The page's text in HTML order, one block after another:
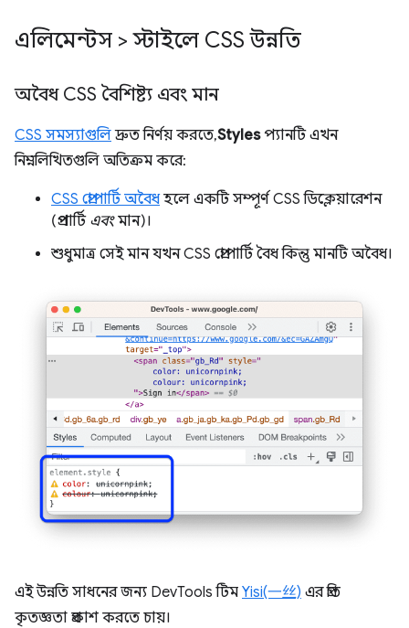
এলিমেন্টস > স্টাইলে CSS উন্নতি
অবৈধ CSS বৈশিষ্ট্য এবং মান
CSS সমস্যাগুলিদ্রুত নির্ণয় করতে,Stylesপ্যানটি এখন
নিম্নলিখিতগুলি অতিক্রম করে:
CSS প্রোপার্টি অবৈধহলে একটি সম্পূর্ণ CSS ডিক্লেয়ারেশন
(প্রপার্টি এবংমান)।
শুধুমাত্র সেই মান যখন CSS প্রোপার্টি বৈধ কিন্তু মানটি অবৈধ।
এই উন্নতি সাধনের জন্য DevTools টিম Yisi(一丝) এর প্রতি
কৃতজ্ঞতা প্রকাশ করতে চায়।